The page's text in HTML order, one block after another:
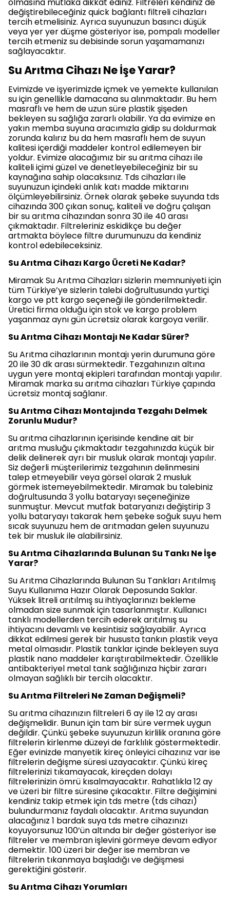
değiştirebileceğiniz quick bağlantı filtreli cihazları
tercih etmelisiniz. Ayrıca suyunuzun basıncı düşük
veya yer yer düşme gösteriyor ise, pompalı modeller
tercih etmeniz su debisinde sorun yaşamamanızı
sağlayacaktır.
Su Arıtma Cihazı Ne İşe Yarar?
Evimizde ve işyerimizde içmek ve yemekte kullanılan
su için genellikle damacana su alınmaktadır. Bu hem
masraflı ve hem de uzun süre plastik şişeden
bekleyen su sağlığa zararlı olabilir. Ya da evimize en
yakın memba suyuna aracımızla gidip su doldurmak
zorunda kalırız bu da hem masraflı hem de suyun
kalitesi içerdiği maddeler kontrol edilemeyen bir
yoldur. Evimize alacağımız bir su arıtma cihazı ile
kaliteli içimi güzel ve denetleyebileceğiniz bir su
kaynağına sahip olacaksınız. Tds cihazları ile
suyunuzun içindeki anlık katı madde miktarını
ölçümleyebilirsiniz. Örnek olarak şebeke suyunda tds
cihazında 300 çıkan sonuç, kaliteli ve doğru çalışan
bir su arıtma cihazından sonra 30 ile 40 arası
çıkmaktadır. Filtreleriniz eskidikçe bu değer
artmakta böylece filtre durumunuzu da kendiniz
kontrol edebileceksiniz.
Su Arıtma Cihazı Kargo Ücreti Ne Kadar?
Miramak Su Arıtma Cihazları sizlerin memnuniyeti için
tüm Türkiye’ye sizlerin talebi doğrultusunda yurtiçi
kargo ve ptt kargo seçeneği ile gönderilmektedir.
Üretici firma olduğu için stok ve kargo problem
yaşanmaz aynı gün ücretsiz olarak kargoya verilir.
Su Arıtma Cihazı Montajı Ne Kadar Sürer?
Su Arıtma cihazlarının montajı yerin durumuna göre
20 ile 30 dk arası sürmektedir. Tezgahınızın altına
uygun yere montaj ekipleri tarafından montajı yapılır.
Miramak marka su arıtma cihazları Türkiye çapında
ücretsiz montaj sağlanır.
Su Arıtma Cihazı Montajında Tezgahı Delmek
Zorunlu Mudur?
Su arıtma cihazlarının içerisinde kendine ait bir
arıtma musluğu çıkmaktadır tezgahınızda küçük bir
delik delinerek ayrı bir musluk olarak montajı yapılır.
Siz değerli müşterilerimiz tezgahının delinmesini
talep etmeyebilir veya görsel olarak 2 musluk
görmek istemeyebilmektedir. Miramak bu talebiniz
doğrultusunda 3 yollu bataryayı seçeneğinize
sunmuştur. Mevcut mutfak bataryanızı değiştirip 3
yollu bataryayı takarak hem şebeke soğuk suyu hem
sıcak suyunuzu hem de arıtmadan gelen suyunuzu
tek bir musluk ile alabilirsiniz.
Su Arıtma Cihazlarında Bulunan Su Tankı Ne İşe
Yarar?
Su Arıtma Cihazlarında Bulunan Su Tankları Arıtılmış
Suyu Kullanıma Hazır Olarak Deposunda Saklar.
Yüksek litreli arıtılmış su ihtiyaçlarınızı bekleme
olmadan size sunmak için tasarlanmıştır. Kullanıcı
tanklı modellerden tercih ederek arıtılmış su
ihtiyacını devamlı ve kesintisiz sağlayabilir. Ayrıca
dikkat edilmesi gerek bir hususta tankın plastik veya
metal olmasıdır. Plastik tanklar içinde bekleyen suya
plastik nano maddeler karıştırabilmektedir. Özellikle
antibakteriyel metal tank sağlığınıza hiçbir zararı
olmayan sağlıklı bir tercih olacaktır.
Su Arıtma Filtreleri Ne Zaman Değişmeli?
Su arıtma cihazınızın filtreleri 6 ay ile 12 ay arası
değişmelidir. Bunun için tam bir süre vermek uygun
değildir. Çünkü şebeke suyunuzun kirlilik oranına göre
filtrelerin kirlenme düzeyi de farklılık göstermektedir.
Eğer evinizde manyetik kireç önleyici cihazınız var ise
filtrelerin değişme süresi uzayacaktır. Çünkü kireç
filtrelerinizi tıkamayacak, kireçden dolayı
filtrelerinizin ömrü kısalmayacaktır. Rahatlıkla 12 ay
ve üzeri bir filtre süresine çıkacaktır. Filtre değişimini
kendiniz takip etmek için tds metre (tds cihazı)
bulundurmanız faydalı olacaktır. Arıtma suyundan
alacağınız 1 bardak suya tds metre cihazınızı
koyuyorsunuz 100’ün altında bir değer gösteriyor ise
filtreler ve membran işlevini görmeye devam ediyor
demektir. 100 üzeri bir değer ise membran ve
filtrelerin tıkanmaya başladığı ve değişmesi
gerektiğini gösterir.
Su Arıtma Cihazı Yorumları